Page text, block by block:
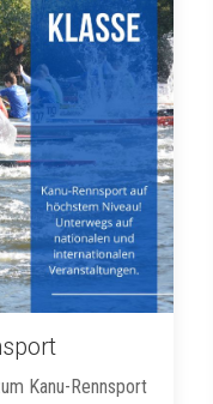
Kanu-Rennsport